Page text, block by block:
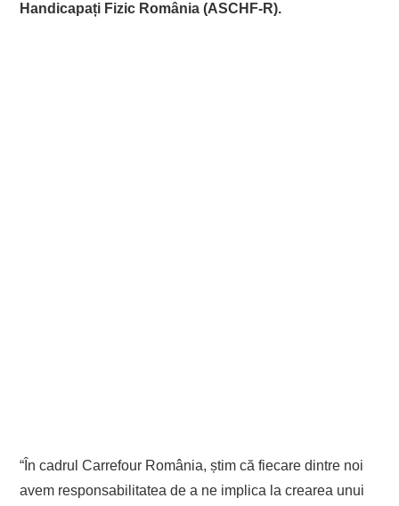
Handicapați Fizic România (ASCHF-R).
“În cadrul Carrefour România, știm că fiecare dintre noi
avem responsabilitatea de a ne implica la crearea unui